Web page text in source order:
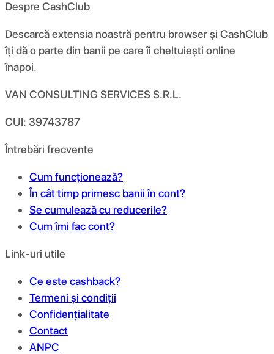
Despre CashClub
Descarcă extensia noastră pentru browser și CashClub
îți dă o parte din banii pe care îi cheltuiești online
înapoi.
VAN CONSULTING SERVICES S.R.L.
CUI: 39743787
Întrebări frecvente
Cum funcționează?
În cât timp primesc banii în cont?
Se cumulează cu reducerile?
Cum îmi fac cont?
Link-uri utile
Ce este cashback?
Termeni și condiții
Confidențialitate
Contact
ANPC